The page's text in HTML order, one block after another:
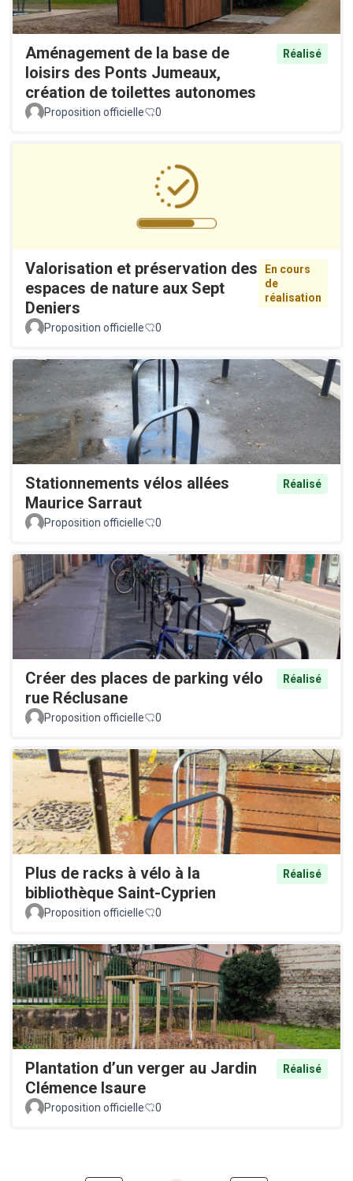
Aménagement de la base de
loisirs des Ponts Jumeaux,
création de toilettes autonomes
Réalisé
Proposition officielle 0
Valorisation et préservation des
espaces de nature aux Sept
Deniers
En cours
de
réalisation
Proposition officielle 0
Stationnements vélos allées
Maurice Sarraut
Réalisé
Proposition officielle 0
Créer des places de parking vélo
rue Réclusane
Réalisé
Proposition officielle 0
Plus de racks à vélo à la
bibliothèque Saint-Cyprien
Réalisé
Proposition officielle 0
Plantation d’un verger au Jardin
Clémence Isaure
Réalisé
Proposition officielle 0